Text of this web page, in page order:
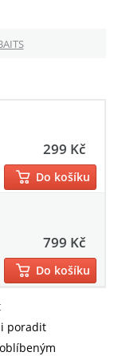
299 Kč
Do košíku
799 Kč
Do košíku
poradit